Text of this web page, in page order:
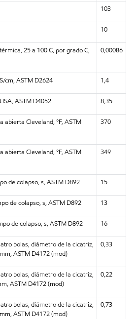
103
10
25 a 100 C, por grado C,
0,00086
cm, ASTM D2624 1,4
ASTM D4052 8,35
abierta Cleveland, °F, ASTM
370
abierta Cleveland, °F, ASTM
349
de colapso, s, ASTM D892 15
de colapso, s, ASTM D892 13
de colapso, s, ASTM D892 16
bolas, diámetro de la cicatriz,
ASTM D4172 (mod)
0,33
bolas, diámetro de la cicatriz,
ASTM D4172 (mod)
0,22
bolas, diámetro de la cicatriz,
ASTM D4172 (mod)
0,73